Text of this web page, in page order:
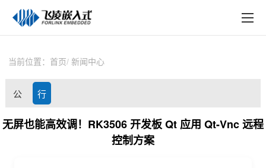
技术与支持
在线文档
在线购买
当前位置： 首页 新闻中心
公
司
行
业
无屏也能高效调！RK3506 开发板 Qt 应用 Qt-Vnc 远程
控制方案